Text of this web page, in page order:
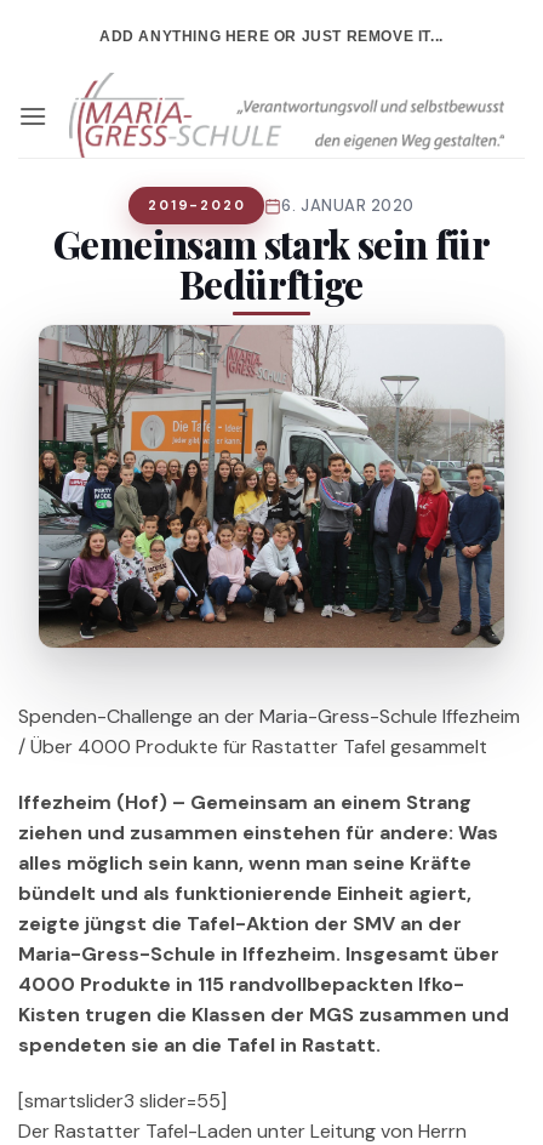
ADD ANYTHING HERE OR JUST REMOVE IT...
2019-2020 6. JANUAR 2020
Gemeinsam stark sein für
Bedürftige
Spenden-Challenge an der Maria-Gress-Schule Iffezheim
/ Über 4000 Produkte für Rastatter Tafel gesammelt
Iffezheim (Hof) – Gemeinsam an einem Strang
ziehen und zusammen einstehen für andere: Was
alles möglich sein kann, wenn man seine Kräfte
bündelt und als funktionierende Einheit agiert,
zeigte jüngst die Tafel-Aktion der SMV an der
Maria-Gress-Schule in Iffezheim. Insgesamt über
4000 Produkte in 115 randvollbepackten Ifko-
Kisten trugen die Klassen der MGS zusammen und
spendeten sie an die Tafel in Rastatt.
[smartslider3 slider=55]
Der Rastatter Tafel-Laden unter Leitung von Herrn